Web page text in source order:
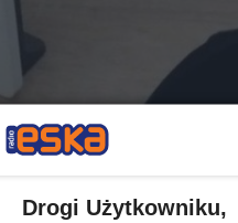
Drogi Użytkowniku,